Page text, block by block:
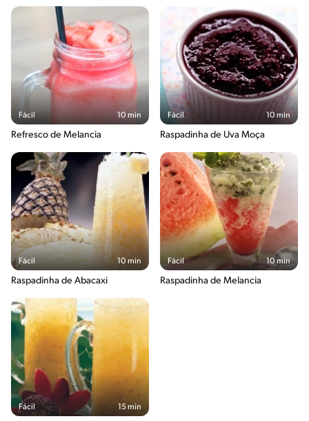
Fácil 10 min
Refresco de Melancia
Fácil 10 min
Raspadinha de Uva Moça
Fácil 10 min
Raspadinha de Abacaxi
Fácil 10 min
Raspadinha de Melancia
Fácil 15 min